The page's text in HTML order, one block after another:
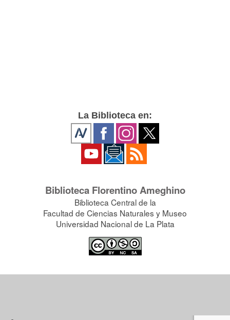
La Biblioteca en:
Biblioteca Florentino Ameghino
Biblioteca Central de la
Facultad de Ciencias Naturales y Museo
Universidad Nacional de La Plata